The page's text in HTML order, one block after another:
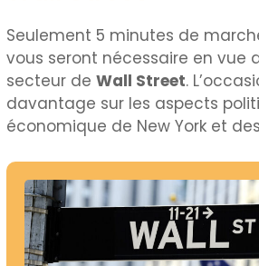
Seulement 5 minutes de
vous seront nécessaire en vue
secteur deWall Street.
davantage sur les aspects
économique de New York et